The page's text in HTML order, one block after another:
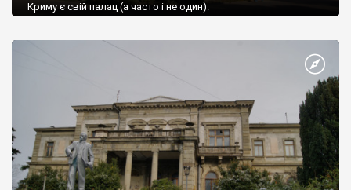
Криму є свій палац (а часто і не один).